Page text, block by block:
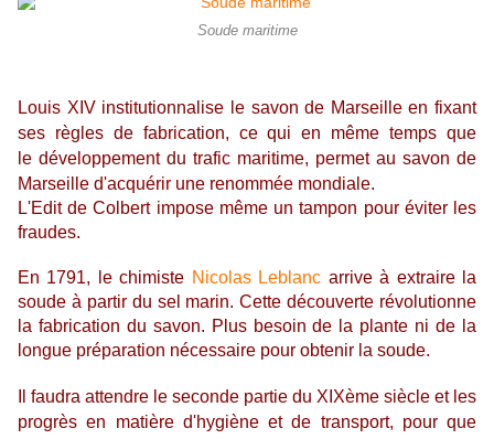
Soude maritime
Louis XIV institutionnalise le savon de Marseille en fixant
ses règles de fabrication, ce qui en même temps que
le développement du trafic maritime, permet au savon de
Marseille d'acquérir une renommée mondiale.
L'Edit de Colbert impose même un tampon pour éviter les
fraudes.
En 1791, le chimiste Nicolas Leblanc arrive à extraire la
soude à partir du sel marin. Cette découverte révolutionne
la fabrication du savon. Plus besoin de la plante ni de la
longue préparation nécessaire pour obtenir la soude.
Il faudra attendre le seconde partie du XIXème siècle et les
progrès en matière d'hygiène et de transport, pour que